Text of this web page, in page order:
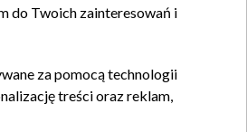
do Twoich zainteresowań i
za pomocą technologii
treści oraz reklam,